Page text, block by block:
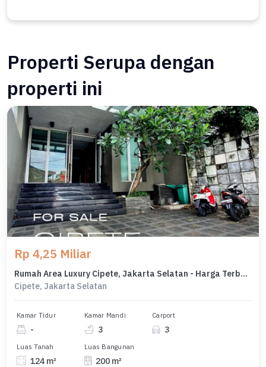
Properti Serupa dengan
properti ini
Rp 4,25 Miliar
Rumah Area Luxury Cipete, Jakarta Selatan - Harga Terbaik 4,25 Miliar
Cipete, Jakarta Selatan
Kamar Tidur
-
Kamar Mandi
3
Carport
3
Luas Tanah
124 m²
Luas Bangunan
200 m²